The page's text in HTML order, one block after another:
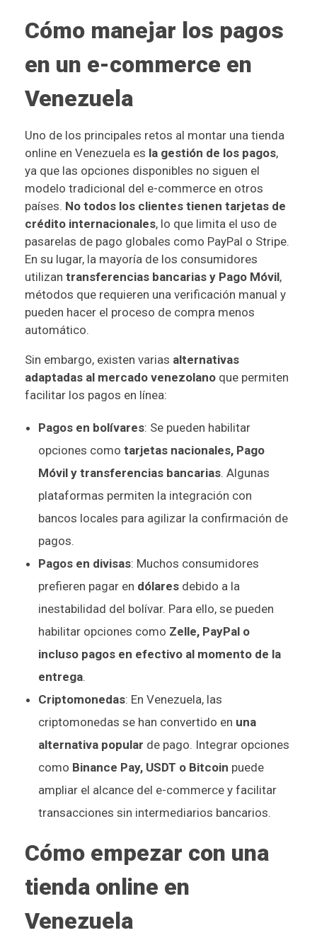
Cómo manejar los pagos
en un e-commerce en
Venezuela
Uno de los principales retos al montar una tienda
online en Venezuela es la gestión de los pagos,
ya que las opciones disponibles no siguen el
modelo tradicional del e-commerce en otros
países. No todos los clientes tienen tarjetas de
crédito internacionales, lo que limita el uso de
pasarelas de pago globales como PayPal o Stripe.
En su lugar, la mayoría de los consumidores
utilizan transferencias bancarias y Pago Móvil,
métodos que requieren una verificación manual y
pueden hacer el proceso de compra menos
automático.
Sin embargo, existen varias alternativas
adaptadas al mercado venezolano que permiten
facilitar los pagos en línea:
Pagos en bolívares: Se pueden habilitar
opciones como tarjetas nacionales, Pago
Móvil y transferencias bancarias. Algunas
plataformas permiten la integración con
bancos locales para agilizar la confirmación de
pagos.
Pagos en divisas: Muchos consumidores
prefieren pagar en dólaresdebido a la
inestabilidad del bolívar. Para ello, se pueden
habilitar opciones como Zelle, PayPal o
incluso pagos en efectivo al momento de la
entrega.
Criptomonedas: En Venezuela, las
criptomonedas se han convertido en una
alternativa popular de pago. Integrar opciones
como Binance Pay, USDT o Bitcoin puede
ampliar el alcance del e-commerce y facilitar
transacciones sin intermediarios bancarios.
Cómo empezar con una
tienda online en
Venezuela